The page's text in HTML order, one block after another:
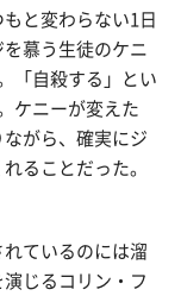
と変わらない1日
慕う生徒のケニ
「自殺する」とい
ケニーが変えた
ながら、確実にジ
ることだった。
ているのには溜
じるコリン・フ